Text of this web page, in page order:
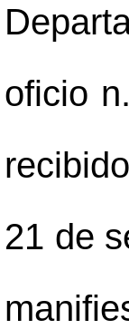
oficio
21 de